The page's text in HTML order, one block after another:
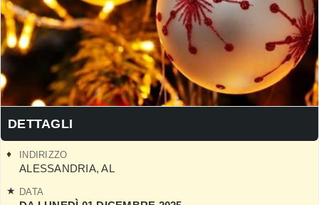
DETTAGLI
INDIRIZZO
ALESSANDRIA,AL
DATA